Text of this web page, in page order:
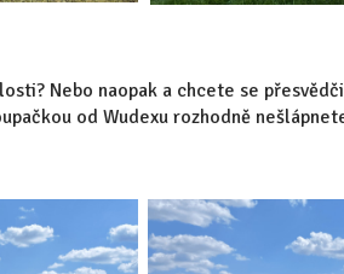
Nebo naopak a chcete se
od Wudexu rozhodně